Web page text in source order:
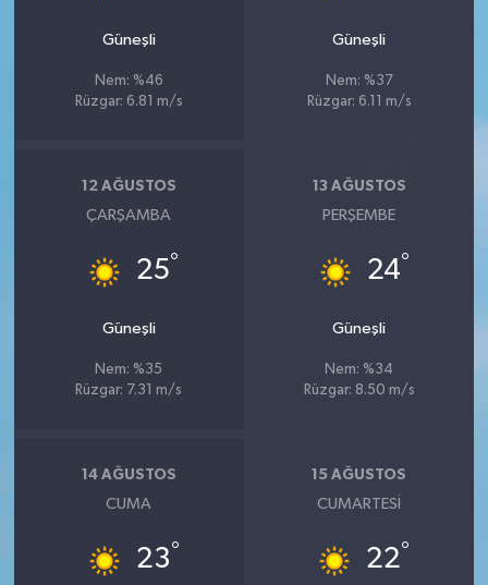
Güneşli
Nem: %46
Rüzgar: 6.81 m/s
Güneşli
Nem: %37
Rüzgar: 6.11 m/s
12 AĞUSTOS
ÇARŞAMBA
25°
Güneşli
Nem: %35
Rüzgar: 7.31 m/s
13 AĞUSTOS
PERŞEMBE
24°
Güneşli
Nem: %34
Rüzgar: 8.50 m/s
14 AĞUSTOS
CUMA
23°
15 AĞUSTOS
CUMARTESI
22°